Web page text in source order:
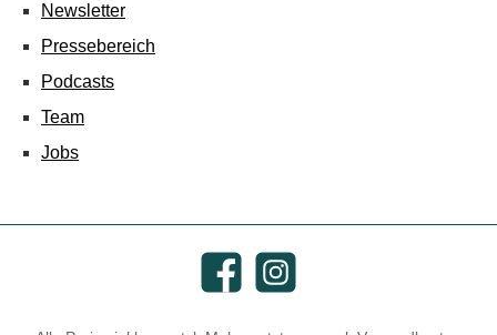
Newsletter
Pressebereich
Podcasts
Team
Jobs
FacebookInstagram